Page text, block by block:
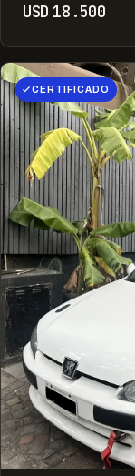
USD 18.500
CERTIFICADO